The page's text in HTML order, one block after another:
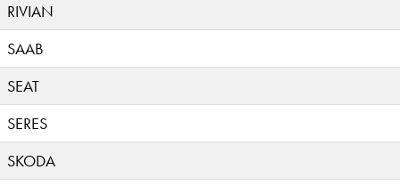
RIVIAN
SAAB
SEAT
SERES
SKODA